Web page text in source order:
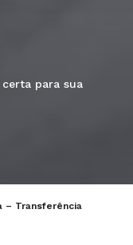
para sua
– Transferência